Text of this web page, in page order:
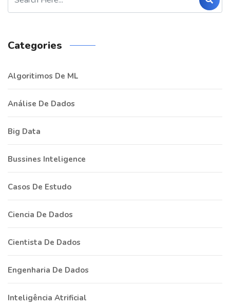
Categories
Algoritimos De ML
Análise De Dados
Big Data
Bussines Inteligence
Casos De Estudo
Ciencia De Dados
Cientista De Dados
Engenharia De Dados
Inteligência Atrificial